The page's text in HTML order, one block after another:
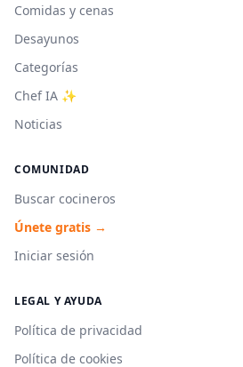
Comidas y cenas
Desayunos
Categorías
Chef IA ✨
Noticias
COMUNIDAD
Buscar cocineros
Únete gratis →
Iniciar sesión
LEGAL Y AYUDA
Política de privacidad
Política de cookies